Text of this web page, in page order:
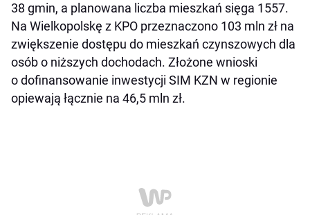
38 gmin, a planowana liczba mieszkań sięga 1557.
Na Wielkopolskę z KPO przeznaczono 103 mln zł na
zwiększenie dostępu do mieszkań czynszowych dla
osób o niższych dochodach. Złożone wnioski
o dofinansowanie inwestycji SIM KZN w regionie
opiewają łącznie na 46,5 mln zł.